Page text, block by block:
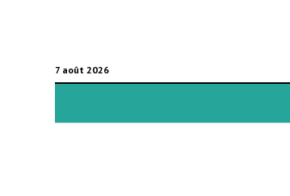
7 août 2026